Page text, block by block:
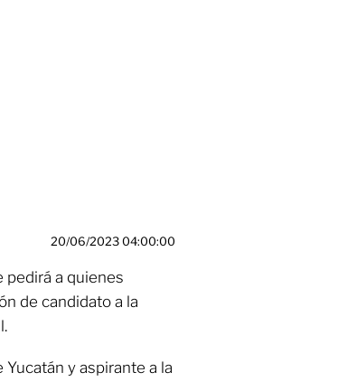
20/06/2023 04:00:00
pedirá a quienes
de candidato a la
y aspirante a la